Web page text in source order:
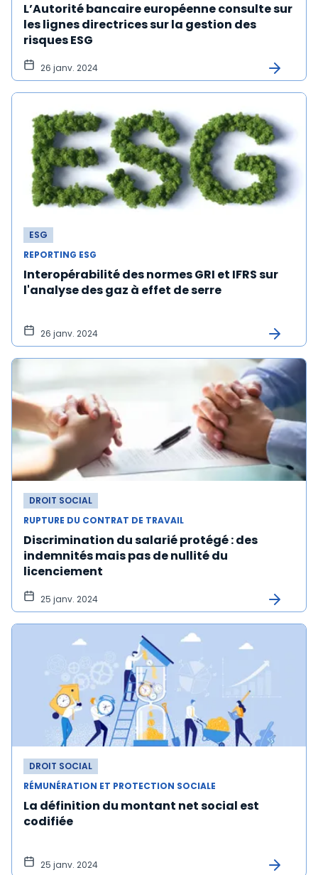
L’Autorité bancaire européenne consulte sur
les lignes directrices sur la gestion des
risques ESG
26 janv. 2024
ESG
REPORTING ESG
Interopérabilité des normes GRI et IFRS sur
l'analyse des gaz à effet de serre
26 janv. 2024
DROIT SOCIAL
RUPTURE DU CONTRAT DE TRAVAIL
Discrimination du salarié protégé : des
indemnités mais pas de nullité du
licenciement
25 janv. 2024
DROIT SOCIAL
RÉMUNÉRATION ET PROTECTION SOCIALE
La définition du montant net social est
codifiée
25 janv. 2024